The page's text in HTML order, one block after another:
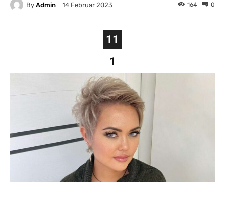
By Admin 14 Februar 2023 0
164
11
1